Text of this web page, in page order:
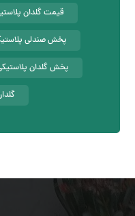
قیمت گلدان
پخش صندلی
پخش گلدان